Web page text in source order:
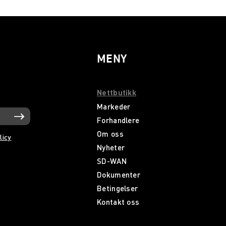
MENY
Nettbutikk
Markeder
Forhandlere
Om oss
Nyheter
SD-WAN
Dokumenter
Betingelser
Kontakt oss